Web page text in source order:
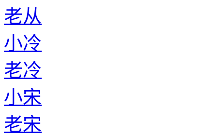
老从
小冷
老冷
小宋
老宋